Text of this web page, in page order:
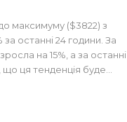
максимуму ($3822) з
останні 24 години. За
на 15%, а за останні
що ця тенденція буде…